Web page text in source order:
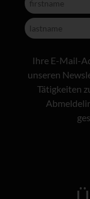
Ihre E-Mail-
unseren
Tätigkeiten